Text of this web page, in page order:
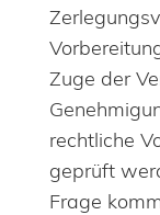
Zuge der
rechtliche
geprüft
Frage